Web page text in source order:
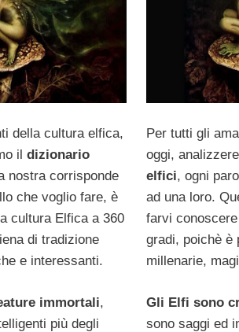
della cultura elfica,
il dizionario
nostra corrisponde
che voglio fare, è
cultura Elfica a 360
di tradizione
e interessanti.
immortali,
più degli
Per tutti gli
oggi,
elfici, ogni
ad una loro.
farvi
gradi, poichè è
millenarie,
Gli Elfi sono
sono saggi ed